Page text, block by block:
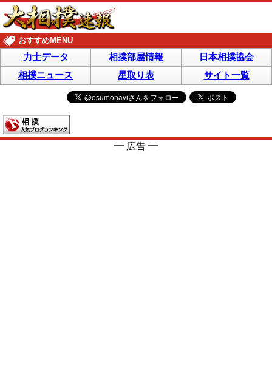
おすすめMENU
力士データ 相撲部屋情報
日本相撲協会
相撲ニュース
星取り表 サイト一覧
━ 広告 ━